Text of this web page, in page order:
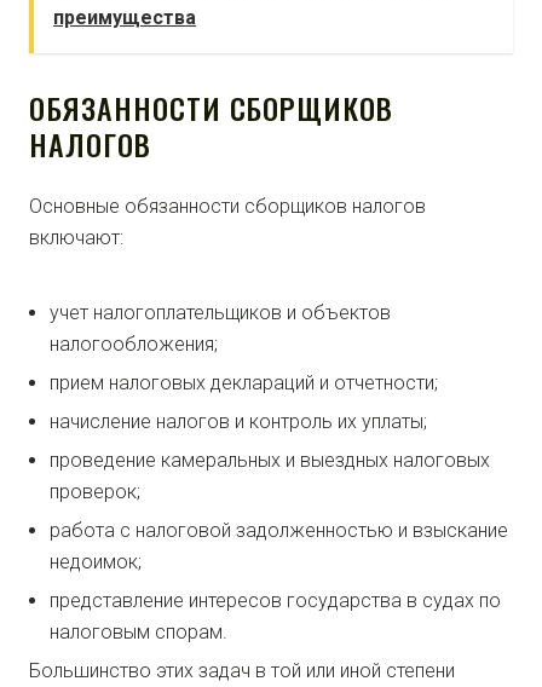
преимущества
ОБЯЗАННОСТИ СБОРЩИКОВ
НАЛОГОВ
Основные обязанности сборщиков налогов
включают:
учет налогоплательщиков и объектов
налогообложения;
прием налоговых деклараций и отчетности;
начисление налогов и контроль их уплаты;
проведение камеральных и выездных налоговых
проверок;
работа с налоговой задолженностью и взыскание
недоимок;
представление интересов государства в судах по
налоговым спорам.
Большинство этих задач в той или иной степени